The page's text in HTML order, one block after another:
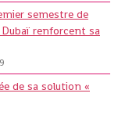
semestre de
renforcent sa
de sa solution «